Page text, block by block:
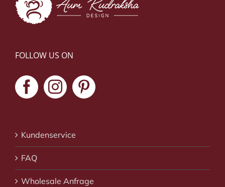
FOLLOW US ON
Kundenservice
FAQ
Wholesale Anfrage